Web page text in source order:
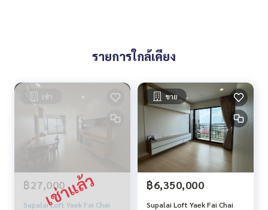
รายการใกล้เคียง
เช่า
฿27,000
Supalai Loft Yaek Fai Chai
ขาย
฿6,350,000
Supalai Loft Yaek Fai Chai